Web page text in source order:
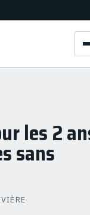
les 2
sans
·